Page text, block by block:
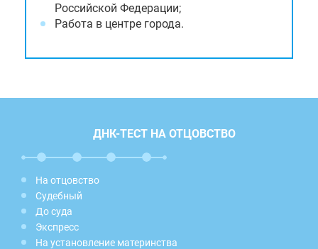
Российской Федерации;
Работа в центре города.
ДНК-ТЕСТ НА ОТЦОВСТВО
На отцовство
Судебный
До суда
Экспресс
На установление материнства